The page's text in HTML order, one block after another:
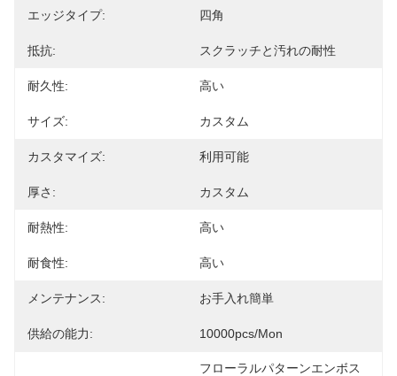
エッジタイプ: 四角
抵抗: スクラッチと汚れの耐性
耐久性: 高い
サイズ: カスタム
カスタマイズ: 利用可能
厚さ: カスタム
耐熱性: 高い
耐食性: 高い
メンテナンス: お手入れ簡単
供給の能力: 10000pcs/mon
フローラルパターンエンボス